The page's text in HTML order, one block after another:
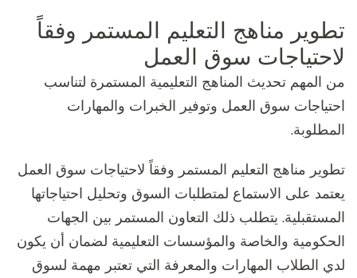
تطوير مناهج التعليم المستمر وفقاً
لاحتياجات سوق العمل
من المهم تحديث المناهج التعليمية المستمرة لتناسب
احتياجات سوق العمل وتوفير الخبرات والمهارات
المطلوبة.
تطوير مناهج التعليم المستمر وفقاً لاحتياجات سوق العمل
يعتمد على الاستماع لمتطلبات السوق وتحليل احتياجاتها
المستقبلية. يتطلب ذلك التعاون المستمر بين الجهات
الحكومية والخاصة والمؤسسات التعليمية لضمان أن يكون
لدي الطلاب المهارات والمعرفة التي تعتبر مهمة لسوق